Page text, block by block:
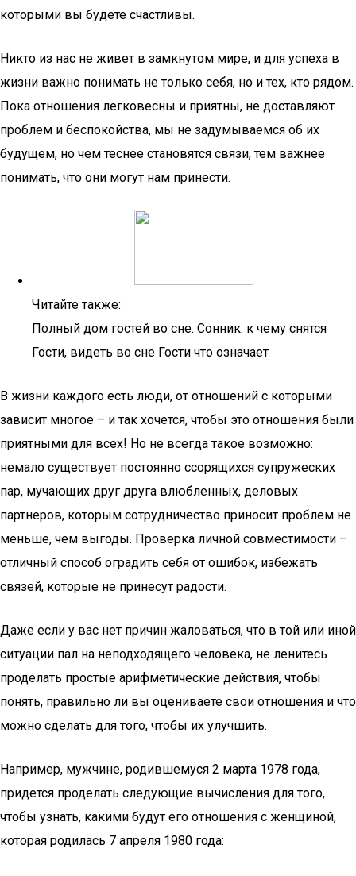
которыми вы будете счастливы.
Никто из нас не живет в замкнутом мире, и для успеха в
жизни важно понимать не только себя, но и тех, кто рядом.
Пока отношения легковесны и приятны, не доставляют
проблем и беспокойства, мы не задумываемся об их
будущем, но чем теснее становятся связи, тем важнее
понимать, что они могут нам принести.
Читайте также:
Полный дом гостей во сне. Сонник: к чему снятся
Гости, видеть во сне Гости что означает
В жизни каждого есть люди, от отношений с которыми
зависит многое – и так хочется, чтобы это отношения были
приятными для всех! Но не всегда такое возможно:
немало существует постоянно ссорящихся супружеских
пар, мучающих друг друга влюбленных, деловых
партнеров, которым сотрудничество приносит проблем не
меньше, чем выгоды. Проверка личной совместимости –
отличный способ оградить себя от ошибок, избежать
связей, которые не принесут радости.
Даже если у вас нет причин жаловаться, что в той или иной
ситуации пал на неподходящего человека, не ленитесь
проделать простые арифметические действия, чтобы
понять, правильно ли вы оцениваете свои отношения и что
можно сделать для того, чтобы их улучшить.
Например, мужчине, родившемуся 2 марта 1978 года,
придется проделать следующие вычисления для того,
чтобы узнать, какими будут его отношения с женщиной,
которая родилась 7 апреля 1980 года: